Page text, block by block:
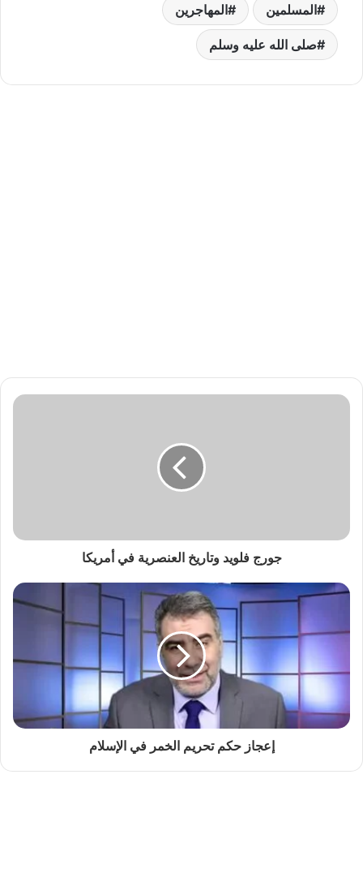
المسلمين المهاجرين
صلى الله عليه وسلم
جورج فلويد وتاريخ العنصرية في أمريكا
إعجاز حكم تحريم الخمر في الإسلام